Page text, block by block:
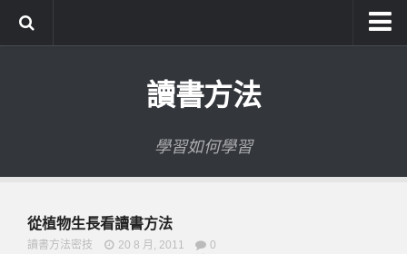
讀書方法
學習如何學習
從植物生長看讀書方法
讀書方法密技 20 8 月, 2011 0